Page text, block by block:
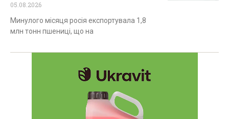
05.08.2026
Минулого місяця росія експортувала 1,8
млн тонн пшениці, що на